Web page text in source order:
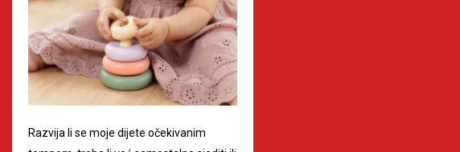
Razvija li se moje dijete očekivanim